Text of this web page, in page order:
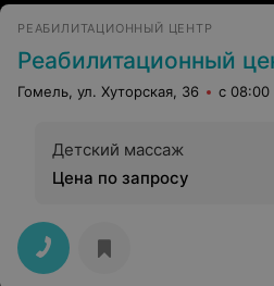
РЕАБИЛИТАЦИОННЫЙ ЦЕНТР
Реабилитационный центр
Гомель, ул. Хуторская, 36 с 08:00
Детский массаж
Цена по запросу